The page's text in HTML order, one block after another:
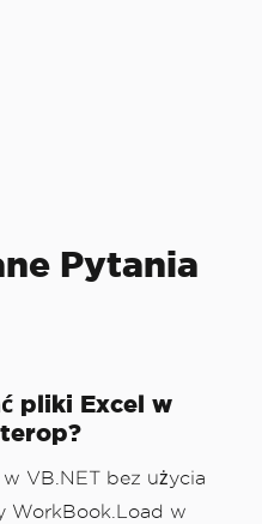
Pytania
pliki Excel w
VB.NET bez użycia
WorkBook.Load w